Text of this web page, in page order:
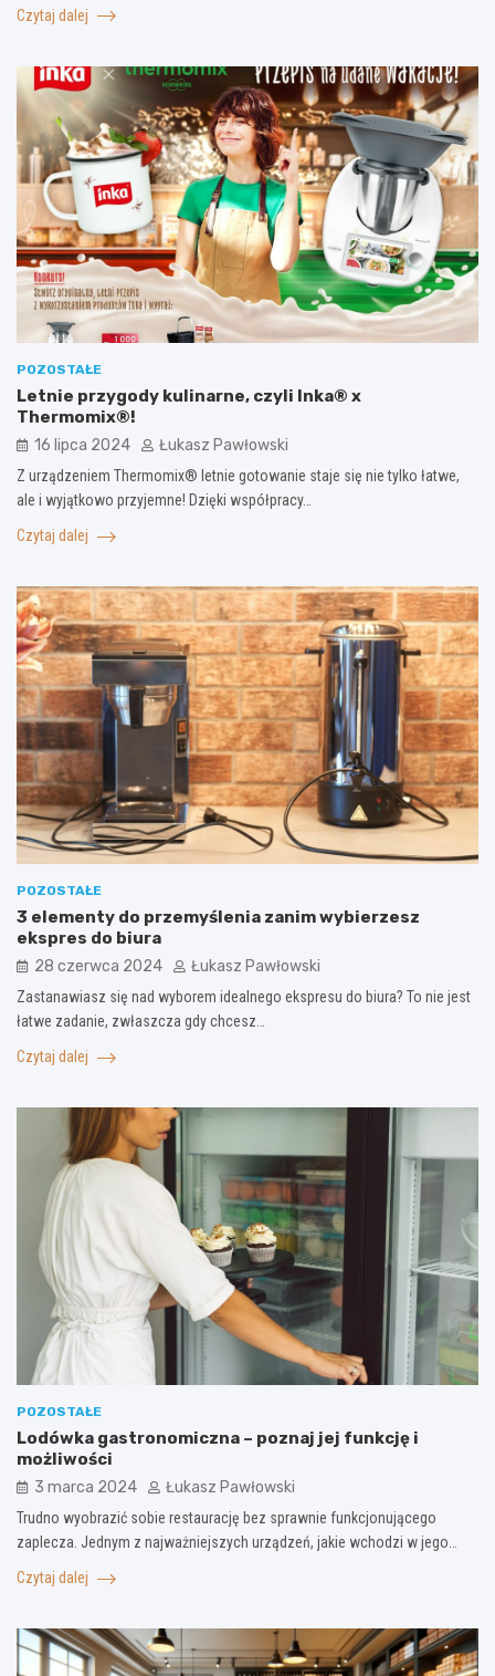
Czytaj dalej
POZOSTAŁE
Letnie przygody kulinarne, czyli Inka® x
Thermomix®!
16 lipca 2024 Łukasz Pawłowski
Z urządzeniem Thermomix® letnie gotowanie staje się nie tylko łatwe,
ale i wyjątkowo przyjemne! Dzięki współpracy…
Czytaj dalej
POZOSTAŁE
3 elementy do przemyślenia zanim wybierzesz
ekspres do biura
28 czerwca 2024 Łukasz Pawłowski
Zastanawiasz się nad wyborem idealnego ekspresu do biura? To nie jest
łatwe zadanie, zwłaszcza gdy chcesz…
Czytaj dalej
POZOSTAŁE
Lodówka gastronomiczna – poznaj jej funkcję i
możliwości
3 marca 2024 Łukasz Pawłowski
Trudno wyobrazić sobie restaurację bez sprawnie funkcjonującego
zaplecza. Jednym z najważniejszych urządzeń, jakie wchodzi w jego…
Czytaj dalej